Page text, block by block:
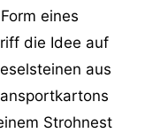
eines
die Idee auf
aus
Strohnest